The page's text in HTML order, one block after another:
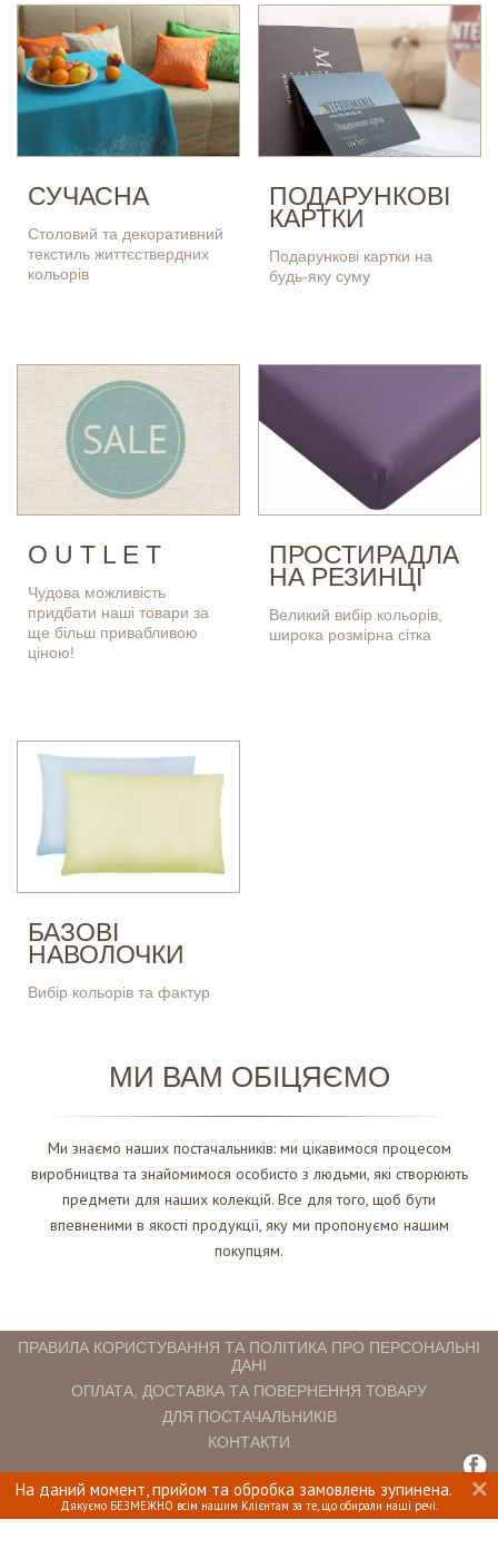
На даний момент, прийом та обробка замовлень зупинена.
Дякуємо БЕЗМЕЖНО всім нашим Клієнтам за те, що обирали наші речі.
СУЧАСНА
Столовий та декоративний
текстиль життєствердних
кольорів
ПОДАРУНКОВІ
КАРТКИ
Подарункові картки на
будь-яку суму
O U T L E T
Чудова можливість
придбати наші товари за
ще більш привабливою
ціною!
ПРОСТИРАДЛА
НА РЕЗИНЦІ
Великий вибір кольорів,
широка розмірна сітка
БАЗОВІ
НАВОЛОЧКИ
Вибір кольорів та фактур
МИ ВАМ ОБІЦЯЄМО
Ми знаємо наших постачальників: ми цікавимося процесом
виробництва та знайомимося особисто з людьми, які створюють
предмети для наших колекцій. Все для того, щоб бути
впевненими в якості продукції, яку ми пропонуємо нашим
покупцям.
ПРАВИЛА КОРИСТУВАННЯ ТА ПОЛІТИКА ПРО ПЕРСОНАЛЬНІ
ДАНІ
ОПЛАТА, ДОСТАВКА ТА ПОВЕРНЕННЯ ТОВАРУ
ДЛЯ ПОСТАЧАЛЬНИКІВ
КОНТАКТИ
INTERIOMANIA © 2018. ВСІ ПРАВА ЗАХИЩЕНІ.